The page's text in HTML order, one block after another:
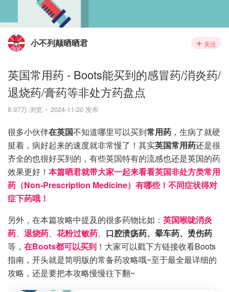
小不列颠晒晒君 关注
英国常用药 - Boots能买到的感冒药/消炎药/
退烧药/膏药等非处方药盘点
8.97万 浏览 2024-11-20 发布
很多小伙伴在英国不知道哪里可以买到常用药 ，生病了就硬
挺着， 病好起来的速度就非常慢了！其实英国常用药还是很
齐全的也很好买到的，有些英国特有的流感也还是英国的药
效果更好！ 本篇晒君就带大家一起来看看英国非处方类常用
药（Non-Prescription Medicine）有哪些！不同症状得对
症下药哦！
另外，在本篇攻略中提及的很多药物比如： 英国喉咙消炎
药、 退烧药、 花粉过敏药、 口腔溃疡药、晕车药、烫伤药
等， 在Boots都可以买到 ！大家可以戳下方链接收看Boots
指南，开头就是简明版的常备药攻略哦~至于最全最详细的
攻略，还是要把本攻略慢慢往下翻~